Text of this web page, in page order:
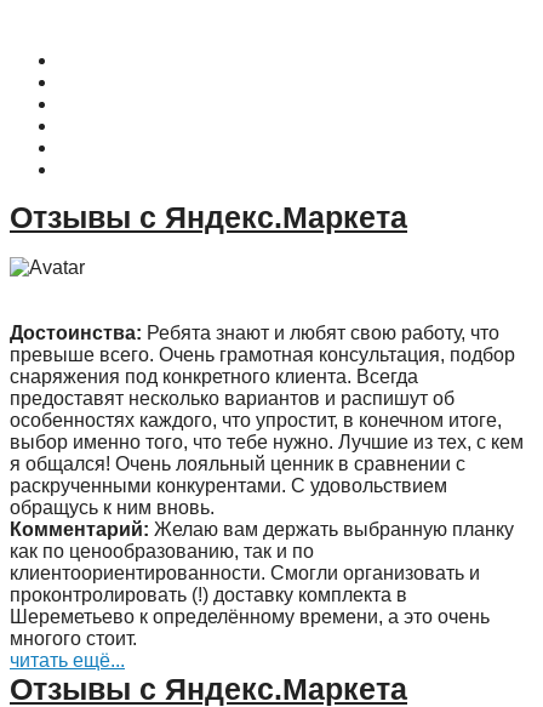
Отзывы с Яндекс.Маркета
Достоинства: Ребята знают и любят свою работу, что
превыше всего. Очень грамотная консультация, подбор
снаряжения под конкретного клиента. Всегда
предоставят несколько вариантов и распишут об
особенностях каждого, что упростит, в конечном итоге,
выбор именно того, что тебе нужно. Лучшие из тех, с кем
я общался! Очень лояльный ценник в сравнении с
раскрученными конкурентами. С удовольствием
обращусь к ним вновь.
Комментарий: Желаю вам держать выбранную планку
как по ценообразованию, так и по
клиентоориентированности. Смогли организовать и
проконтролировать (!) доставку комплекта в
Шереметьево к определённому времени, а это очень
многого стоит.
читать ещё...
Отзывы с Яндекс.Маркета